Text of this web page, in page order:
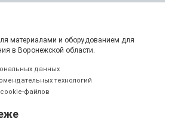
материалами и оборудованием для
в Воронежской области.
данных
технологий
файлов